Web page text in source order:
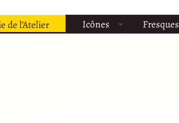
de l’Atelier Icônes Fresques